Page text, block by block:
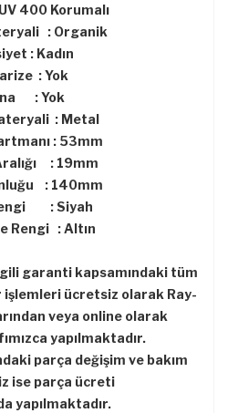
400 Korumalı
: Organik
: Kadın
: Yok
: Yok
: Metal
: 53mm
: 19mm
: 140mm
: Siyah
Rengi : Altın
garanti kapsamındaki tüm
ücretsiz olarak Ray-
veya online olarak
yapılmaktadır.
parça değişim ve bakım
ise parça ücreti
yapılmaktadır.